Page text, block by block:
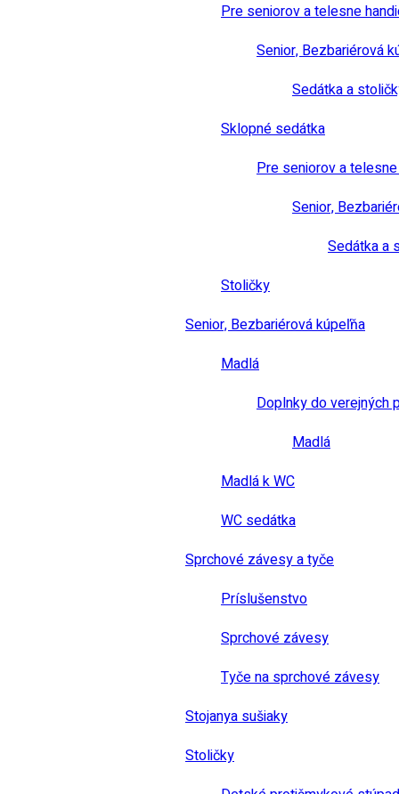
Pre seniorov a telesne
Senior, Bezbariérová
Sedátka a
Sklopné sedátka
Pre seniorov a
Senior,
Sedátka a
Stoličky
Senior, Bezbariérová kúpeľňa
Madlá
Doplnky do verejných
Madlá
Madlá k WC
WC sedátka
Sprchové závesy a tyče
Príslušenstvo
Sprchové závesy
Tyče na sprchové závesy
Stojanya sušiaky
Stoličky